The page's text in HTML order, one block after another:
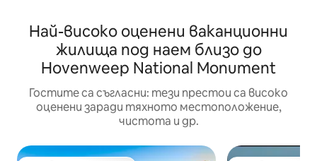
Най-високо оценени ваканционни
жилища под наем близо до
Hovenweep National Monument
Гостите са съгласни: тези престои са високо
оценени заради тяхното местоположение,
чистота и др.